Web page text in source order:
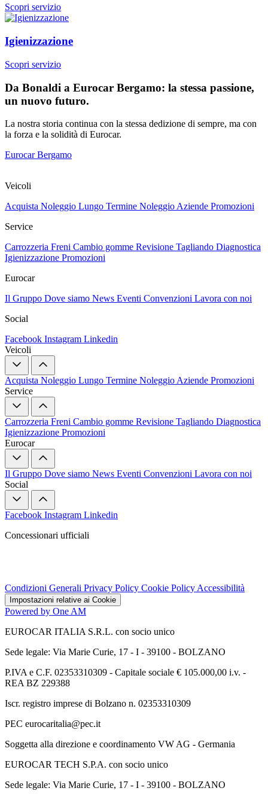
Scopri servizio
Igienizzazione
Scopri servizio
Da Bonaldi a Eurocar Bergamo: la stessa passione,
un nuovo futuro.
La nostra storia continua con la stessa dedizione di sempre, ma con
la forza e la solidità di Eurocar.
Eurocar Bergamo
Veicoli
Acquista Noleggio Lungo Termine Noleggio Aziende Promozioni
Service
Carrozzeria Freni Cambio gomme Revisione Tagliando Diagnostica
Igienizzazione Promozioni
Eurocar
Il Gruppo Dove siamo News Eventi Convenzioni Lavora con noi
Social
Facebook Instagram Linkedin
Veicoli
Acquista Noleggio Lungo Termine Noleggio Aziende Promozioni
Service
Carrozzeria Freni Cambio gomme Revisione Tagliando Diagnostica
Igienizzazione Promozioni
Eurocar
Il Gruppo Dove siamo News Eventi Convenzioni Lavora con noi
Social
Facebook Instagram Linkedin
Concessionari ufficiali
Condizioni Generali Privacy Policy Cookie Policy Accessibilità
Impostazioni relative ai Cookie
Powered by One AM
EUROCAR ITALIA S.R.L. con socio unico
Sede legale: Via Marie Curie, 17 - I - 39100 - BOLZANO
P.IVA e C.F. 02353310309 - Capitale sociale € 105.000,00 i.v. -
REA BZ 229388
Iscr. registro imprese di Bolzano n. 02353310309
PEC eurocaritalia@pec.it
Soggetta alla direzione e coordinamento VW AG - Germania
EUROCAR TECH S.P.A. con socio unico
Sede legale: Via Marie Curie, 17 - I - 39100 - BOLZANO